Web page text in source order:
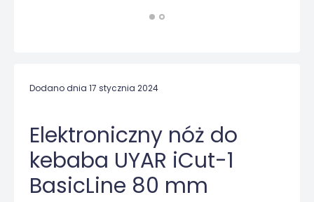
Dodano dnia 17 stycznia 2024
Elektroniczny nóż do
kebaba UYAR iCut-1
BasicLine 80 mm